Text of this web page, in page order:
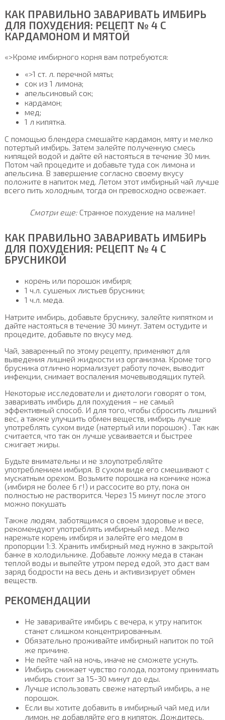
КАК ПРАВИЛЬНО ЗАВАРИВАТЬ ИМБИРЬ
ДЛЯ ПОХУДЕНИЯ: РЕЦЕПТ № 4 С
КАРДАМОНОМ И МЯТОЙ
«>Кроме имбирного корня вам потребуются:
«>1 ст. л. перечной мяты;
сок из 1 лимона;
апельсиновый сок;
кардамон;
мед;
1 л кипятка.
С помощью блендера смешайте кардамон, мяту и мелко
потертый имбирь. Затем залейте полученную смесь
кипящей водой и дайте ей настояться в течение 30 мин.
Потом чай процедите и добавьте туда сок лимона и
апельсина. В завершение согласно своему вкусу
положите в напиток мед. Летом этот имбирный чай лучше
всего пить холодным, тогда он превосходно освежает.
Смотри еще:Странное похудение на малине!
КАК ПРАВИЛЬНО ЗАВАРИВАТЬ ИМБИРЬ
ДЛЯ ПОХУДЕНИЯ: РЕЦЕПТ № 4 С
БРУСНИКОЙ
корень или порошок имбиря;
1 ч.л. сушеных листьев брусники;
1 ч.л. меда.
Натрите имбирь, добавьте бруснику, залейте кипятком и
дайте настояться в течение 30 минут. Затем остудите и
процедите, добавьте по вкусу мед.
Чай, заваренный по этому рецепту, применяют для
выведения лишней жидкости из организма. Кроме того
брусника отлично нормализует работу почек, выводит
инфекции, снимает воспаления мочевыводящих путей.
Некоторые исследователи и диетологи говорят о том,
заваривать имбирь для похудения – не самый
эффективный способ. И для того, чтобы сбросить лишний
вес, а также улучшить обмен веществ, имбирь лучше
употреблять сухом виде (натертый или порошок) . Так как
считается, что так он лучше усваивается и быстрее
сжигает жиры.
Будьте внимательны и не злоупотребляйте
употреблением имбиря. В сухом виде его смешивают с
мускатным орехом. Возьмите порошка на кончике ножа
(имбиря не более 6 г!) и рассосите во рту, пока он
полностью не растворится. Через 15 минут после этого
можно покушать
Также людям, заботящимся о своем здоровье и весе,
рекомендуют употреблять имбирный мед . Мелко
нарежьте корень имбиря и залейте его медом в
пропорции 1:3. Хранить имбирный мед нужно в закрытой
банке в холодильнике. Добавьте ложку меда в стакан
теплой воды и выпейте утром перед едой, это даст вам
заряд бодрости на весь день и активизирует обмен
веществ.
РЕКОМЕНДАЦИИ
Не заваривайте имбирь с вечера, к утру напиток
станет слишком концентрированным.
Обязательно проживайте имбирный напиток по той
же причине.
Не пейте чай на ночь, иначе не сможете уснуть.
Имбирь снижает чувство голода, поэтому принимать
имбирь стоит за 15-30 минут до еды.
Лучше использовать свеже натертый имбирь, а не
порошок.
Если вы хотите добавить в имбирный чай мед или
лимон, не добавляйте его в кипяток. Дождитесь,